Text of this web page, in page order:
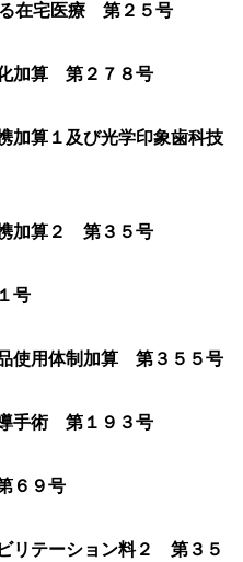
在宅医療 第２５号
化加算 第２７８号
加算１及び光学印象歯科技
携加算２ 第３５号
号
使用体制加算 第３５５号
導手術 第１９３号
６９号
リテーション料２ 第３５